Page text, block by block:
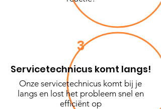
3
Servicetechnicus komt langs!
Onze servicetechnicus komt bij je
langs en lost het probleem snel en
efficiënt op